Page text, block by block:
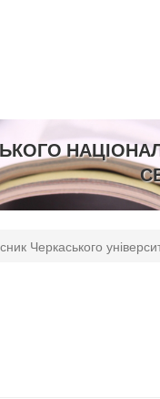
Черкаського